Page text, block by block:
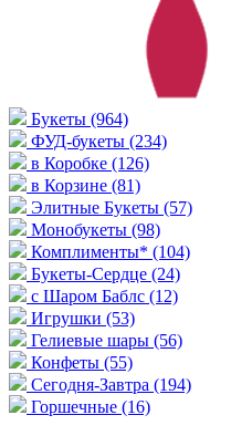
Букеты (964)
ФУД-букеты (234)
в Коробке (126)
в Корзине (81)
Элитные Букеты (57)
Монобукеты (98)
Комплименты* (104)
Букеты-Сердце (24)
с Шаром Баблс (12)
Игрушки (53)
Гелиевые шары (56)
Конфеты (55)
Сегодня-Завтра (194)
Горшечные (16)